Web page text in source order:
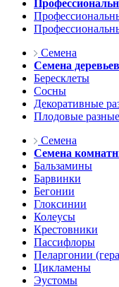
Семена
Семена
Бересклеты
Сосны
Декоративные
Плодовые разные
Семена
Семена
Бальзамины
Барвинки
Бегонии
Глоксинии
Колеусы
Крестовники
Пассифлоры
Пеларгонии
Цикламены
Эустомы